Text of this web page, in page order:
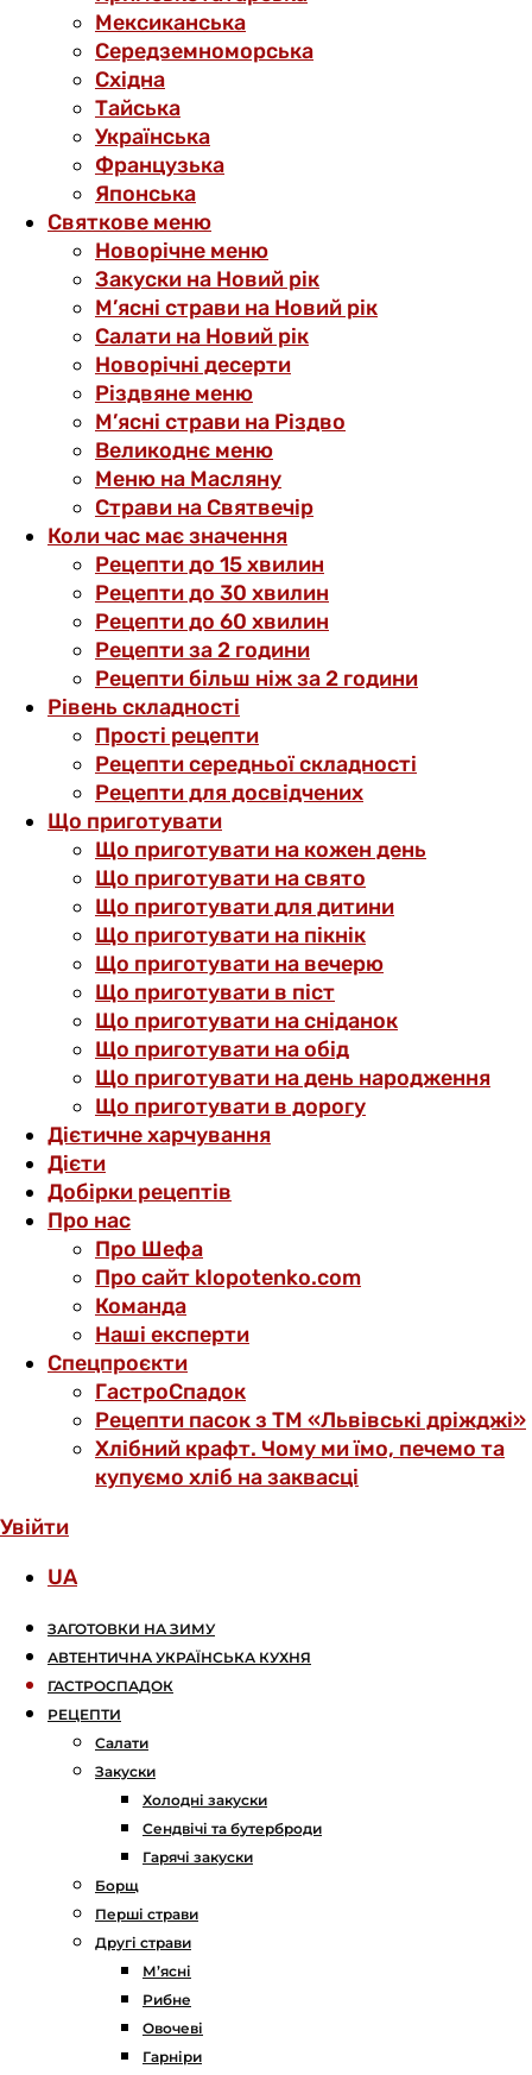
Мексиканська
Середземноморська
Східна
Тайська
Українська
Французька
Японська
Святкове меню
Новорічне меню
Закуски на Новий рік
М’ясні страви на Новий рік
Салати на Новий рік
Новорічні десерти
Різдвяне меню
М’ясні страви на Різдво
Великоднє меню
Меню на Масляну
Страви на Святвечір
Коли час має значення
Рецепти до 15 хвилин
Рецепти до 30 хвилин
Рецепти до 60 хвилин
Рецепти за 2 години
Рецепти більш ніж за 2 години
Рівень складності
Прості рецепти
Рецепти середньої складності
Рецепти для досвідчених
Що приготувати
Що приготувати на кожен день
Що приготувати на свято
Що приготувати для дитини
Що приготувати на пікнік
Що приготувати на вечерю
Що приготувати в піст
Що приготувати на сніданок
Що приготувати на обід
Що приготувати на день народження
Що приготувати в дорогу
Дієтичне харчування
Дієти
Добірки рецептів
Про нас
Про Шефа
Про сайт klopotenko.com
Команда
Наші експерти
Спецпроєкти
ГастроСпадок
Рецепти пасок з ТМ «Львівські дріжджі»
Хлібний крафт. Чому ми їмо, печемо та
купуємо хліб на заквасці
Увійти
UA
ЗАГОТОВКИ НА ЗИМУ
АВТЕНТИЧНА УКРАЇНСЬКА КУХНЯ
ГАСТРОСПАДОК
РЕЦЕПТИ
Салати
Закуски
Холодні закуски
Сендвічі та бутерброди
Гарячі закуски
Борщ
Перші страви
Другі страви
М’ясні
Рибне
Овочеві
Гарніри